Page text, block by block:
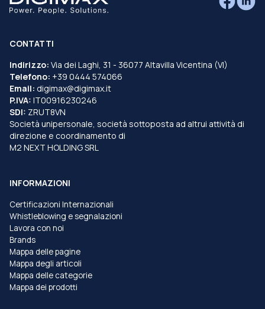
CONTATTI
Indirizzo: Via dei Laghi, 31 - 36077 Altavilla Vicentina (VI)
Telefono: +39 0444 574066
Email: digimax@digimax.it
P.IVA: IT00916230246
SDI: ZRUT8VN
Società unipersonale, società sottoposta ad altrui attività di
direzione e coordinamento di
M2 NEXT HOLDING SRL
INFORMAZIONI
Certificazioni Internazionali
Whistleblowing e segnalazioni
Lavora con noi
Brands
Mappa delle pagine
Mappa degli articoli
Mappa delle categorie
Mappa dei prodotti